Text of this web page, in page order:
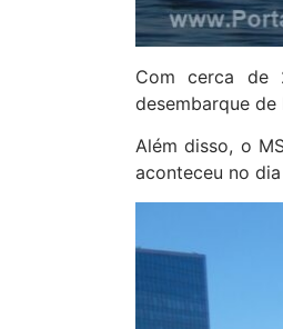
Com cerca de
desembarque
Além disso, o
aconteceu no